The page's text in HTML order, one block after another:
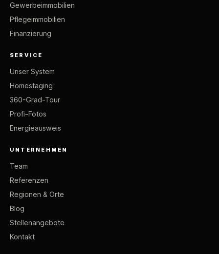
Gewerbeimmobilien
Pflegeimmobilien
Finanzierung
SERVICE
Unser System
Homestaging
360-Grad-Tour
Profi-Fotos
Energieausweis
UNTERNEHMEN
Team
Referenzen
Regionen & Orte
Blog
Stellenangebote
Kontakt